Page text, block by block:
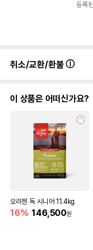
등록
취소/교환/환불
이 상품은 어떠신가요?
오리젠 독 시니어 11.4kg
16% 146,500원